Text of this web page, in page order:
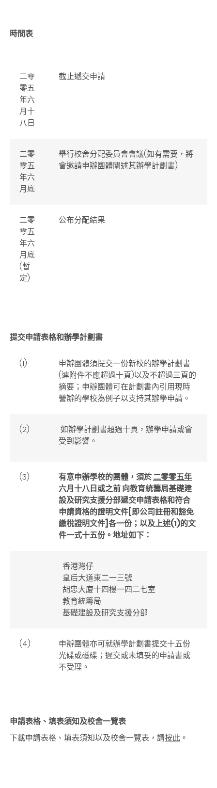
時間表
二零
零五
年六
月十
八日
截止遞交申請
二零
零五
年六
月底
舉行校舍分配委員會會議(如有需要，將
會邀請申辦團體闡述其辦學計劃書)
二零
零五
年六
月底
(暫
定)
公布分配結果
提交申請表格和辦學計劃書
(1)
申辦團體須提交一份新校的辦學計劃書
(連附件不應超過十頁)以及不超過三頁的
摘要；申辦團體可在計劃書內引用現時
營辦的學校為例子以支持其辦學申請。
(2)
如辦學計劃書超過十頁，辦學申請或會
受到影響。
(3) 有意申辦學校的團體，須於二零零五年
六月十八日或之前向教育統籌局基礎建
設及研究支援分部遞交申請表格和符合
申請資格的證明文件[即公司註冊和豁免
繳稅證明文件]各一份；以及上述(1)的文
件一式十五份。地址如下：
香港灣仔
皇后大道東二一三號
胡忠大廈十四樓一四二七室
教育統籌局
基礎建設及研究支援分部
(4)
申辦團體亦可就辦學計劃書提交十五份
光碟或磁碟；遲交或未填妥的申請書或
不受理。
申請表格、填表須知及校舍一覽表
下載申請表格、填表須知以及校舍一覽表，請按此 。